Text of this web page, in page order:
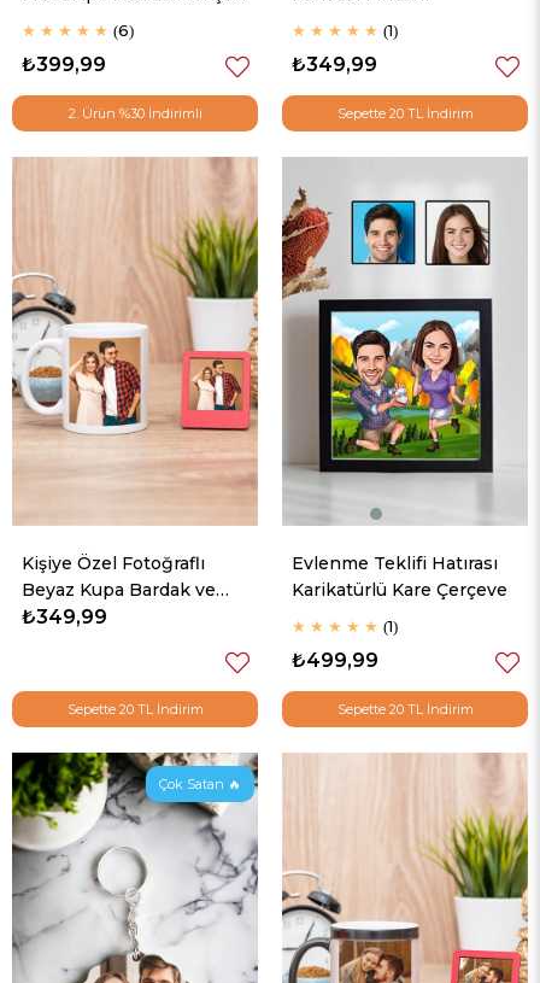
Fotoğraf Çerçevesi
★ ★ ★ ★ ★ 6
₺399,99
2. Ürün %30 İndirimli
★ ★ ★ ★ ★ 1
₺349,99
Sepette 20 TL İndirim
Kişiye Özel Fotoğraflı
Beyaz Kupa Bardak ve
Mini Çerçeve
₺349,99
Sepette 20 TL İndirim
Evlenme Teklifi Hatırası
Karikatürlü Kare Çerçeve
★ ★ ★ ★ ★ 1
₺499,99
Sepette 20 TL İndirim
Çok Satan 🔥